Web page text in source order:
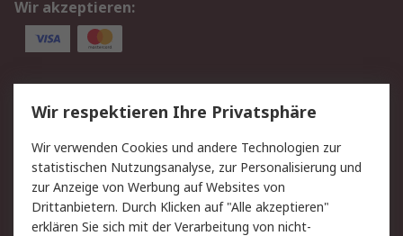
Wir akzeptieren:
Service
Value Added Services
Lieferlösungen
Rücksendungen
Kontakt
Hilfe
Privatkunden
Rechtliches
Wir respektieren Ihre Privatsphäre
Wir verwenden Cookies und andere Technologien zur
statistischen Nutzungsanalyse, zur Personalisierung und
zur Anzeige von Werbung auf Websites von
Drittanbietern. Durch Klicken auf "Alle akzeptieren"
erklären Sie sich mit der Verarbeitung von nicht-